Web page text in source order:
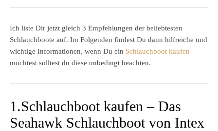
Ich liste Dir jetzt gleich 3 Empfehlungen der beliebtesten
Schlauchboote auf. Im Folgenden findest Du dann hilfreiche und
wichtige Informationen, wenn Du ein Schlauchboot kaufen
möchtest solltest du diese unbedingt beachten.
1.Schlauchboot kaufen – Das
Seahawk Schlauchboot von Intex